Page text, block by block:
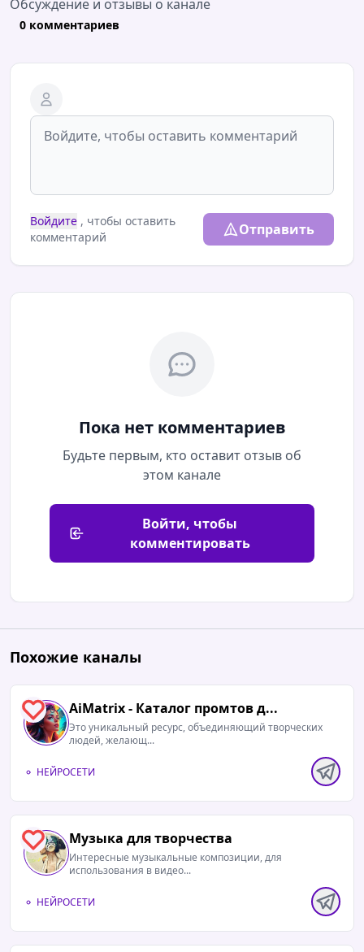
Обсуждение и отзывы о канале
0 комментариев
Войдите , чтобы оставить
комментарий
Отправить
Пока нет комментариев
Будьте первым, кто оставит отзыв об
этом канале
Войти, чтобы
комментировать
Похожие каналы
6 AiMatrix - Каталог промтов д...
Это уникальный ресурс, объединяющий творческих
людей, желающ...
НЕЙРОСЕТИ
2 Музыка для творчества
Интересные музыкальные композиции, для
использования в видео...
НЕЙРОСЕТИ